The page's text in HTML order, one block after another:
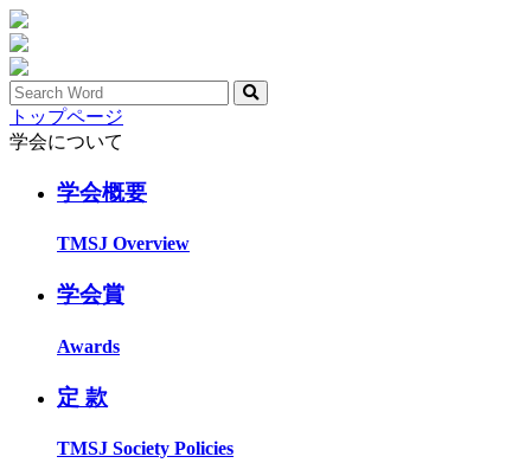
トップページ
学会について
学会概要
TMSJ Overview
学会賞
Awards
定 款
TMSJ Society Policies